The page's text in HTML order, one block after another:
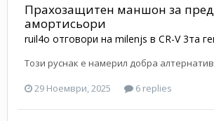
Прахозащитен маншон за
амортисьори
ruil4o отговори на milenjs в CR-V 3та
Този руснак е намерил добра
29 Ноември, 2025
6 replies